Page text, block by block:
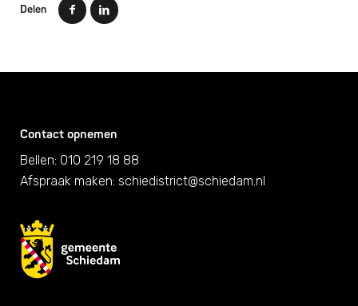
Delen
Contact opnemen
Bellen: 010 219 18 88
Afspraak maken: schiedistrict@schiedam.nl